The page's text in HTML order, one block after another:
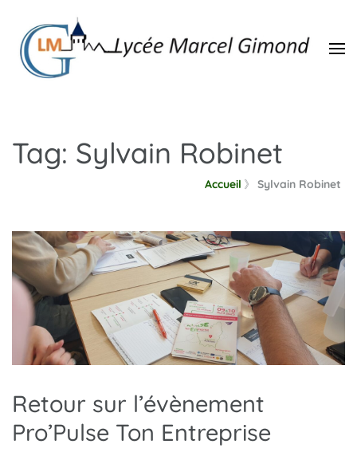
Tag: Sylvain Robinet
Accueil 》 Sylvain Robinet
Retour sur l’évènement
Pro’Pulse Ton Entreprise